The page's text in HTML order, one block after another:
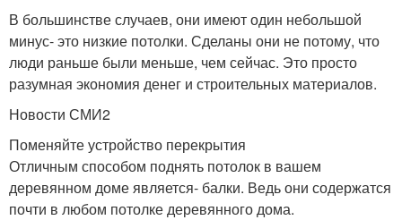
В большинстве случаев, они имеют один небольшой
минус- это низкие потолки. Сделаны они не потому, что
люди раньше были меньше, чем сейчас. Это просто
разумная экономия денег и строительных материалов.
Новости СМИ2
Поменяйте устройство перекрытия
Отличным способом поднять потолок в вашем
деревянном доме является- балки. Ведь они содержатся
почти в любом потолке деревянного дома.